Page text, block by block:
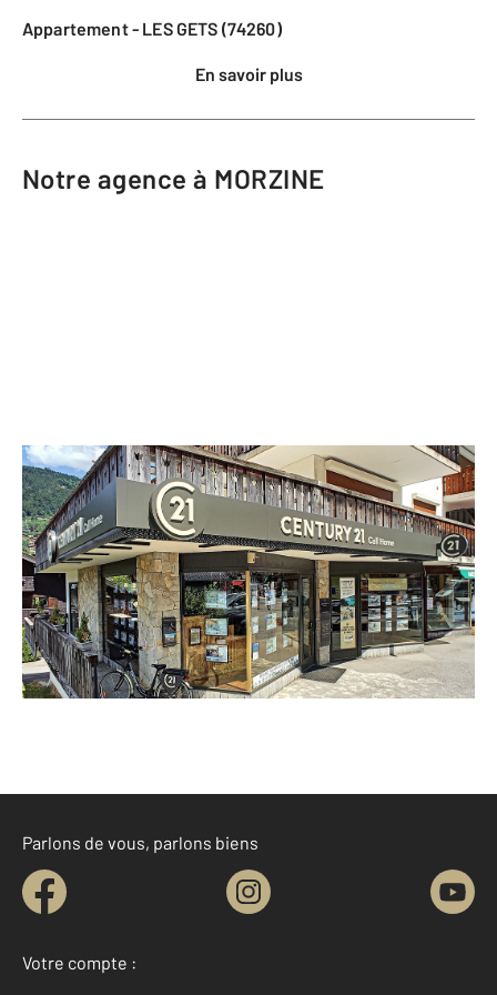
Appartement - LES GETS (74260)
En savoir plus
Notre agence à MORZINE
CENTURY 21 Call Home
614 avenue de Joux Plane
MORZINE - 74110
Envoyer un message
Téléphoner à l'agence
Parlons de vous, parlons biens
Votre compte :